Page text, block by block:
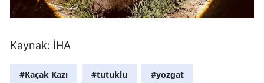
Kaynak: İHA
#Kaçak Kazı #tutuklu #yozgat